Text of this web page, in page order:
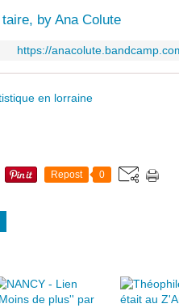
by Ana Colute
https://
en lorraine
Repost 0